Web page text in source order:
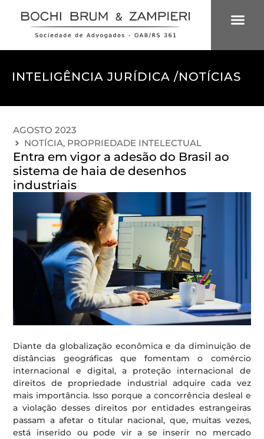
INTELIGÊNCIA JURÍDICA /NOTÍCIAS
AGOSTO 2023
NOTÍCIA, PROPRIEDADE INTELECTUAL
Entra em vigor a adesão do Brasil ao
sistema de haia de desenhos
industriais
Diante da globalização econômica e da diminuição de
distâncias geográficas que fomentam o comércio
internacional e digital, a proteção internacional de
direitos de propriedade industrial adquire cada vez
mais importância. Isso porque a concorrência desleal e
a violação desses direitos por entidades estrangeiras
passam a afetar o titular nacional, que, muitas vezes,
está inserido ou pode vir a se inserir no mercado